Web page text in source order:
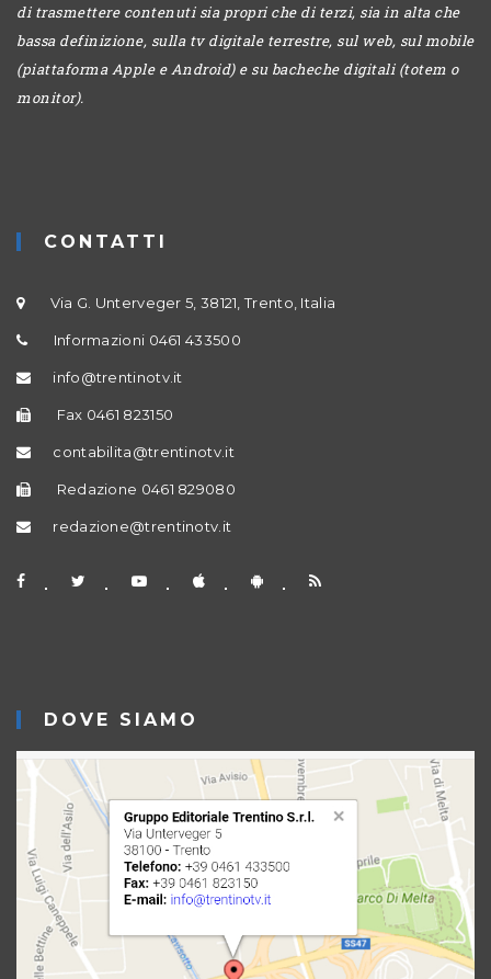
di trasmettere contenuti sia propri che di terzi, sia in alta che
bassa definizione, sulla tv digitale terrestre, sul web, sul mobile
(piattaforma Apple e Android) e su bacheche digitali (totem o
monitor).
CONTATTI
Via G. Unterveger 5, 38121, Trento, Italia
Informazioni 0461 433500
info@trentinotv.it
Fax 0461 823150
contabilita@trentinotv.it
Redazione 0461 829080
redazione@trentinotv.it
DOVE SIAMO